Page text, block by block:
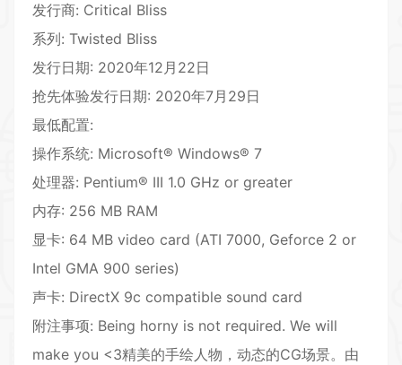
发行商: Critical Bliss
系列: Twisted Bliss
发行日期: 2020年12月22日
抢先体验发行日期: 2020年7月29日
最低配置:
操作系统: Microsoft® Windows® 7
处理器: Pentium® III 1.0 GHz or greater
内存: 256 MB RAM
显卡: 64 MB video card (ATI 7000, Geforce 2 or
Intel GMA 900 series)
声卡: DirectX 9c compatible sound card
附注事项: Being horny is not required. We will
make you <3精美的手绘人物，动态的CG场景。由